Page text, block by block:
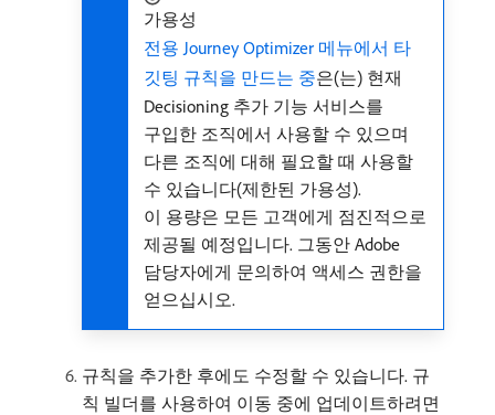
가용성
전용 Journey Optimizer 메뉴에서 타
깃팅 규칙을 만드는 중은(는) 현재
Decisioning 추가 기능 서비스를
구입한 조직에서 사용할 수 있으며
다른 조직에 대해 필요할 때 사용할
수 있습니다(제한된 가용성).
이 용량은 모든 고객에게 점진적으로
제공될 예정입니다. 그동안 Adobe
담당자에게 문의하여 액세스 권한을
얻으십시오.
규칙을 추가한 후에도 수정할 수 있습니다. 규
칙 빌더를 사용하여 이동 중에 업데이트하려면